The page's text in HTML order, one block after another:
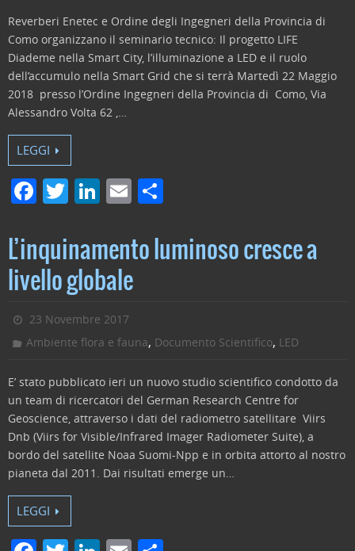
Reverberi Enetec e Ordine degli Ingegneri della Provincia di
Como organizzano il seminario tecnico: Il progetto LIFE
Diademe nella Smart City, l’illuminazione a LED e il ruolo
dell’accumulo nella Smart Grid che si terrà Martedì 22 Maggio
2018 presso l’Ordine Ingegneri della Provincia di Como, Via
Alessandro Volta 62 ,…
LEGGI
F
c
e
b
o
o
T
itt
er
Li
k
e
dI
n
E
ai
l
n
di
L’inquinamento luminoso cresce a
livello globale
23 Novembre 2017
Ambiente flora e fauna, Documento Scientifico, LED
E’ stato pubblicato ieri un nuovo studio scientifico condotto da
un team di ricercatori del German Research Centre for
Geoscience, attraverso i dati del radiometro satellitare Viirs
Dnb (Viirs for Visible/Infrared Imager Radiometer Suite), a
bordo del satellite Noaa Suomi-Npp e in orbita attorto al nostro
pianeta dal 2011. Dai risultati emerge un…
LEGGI